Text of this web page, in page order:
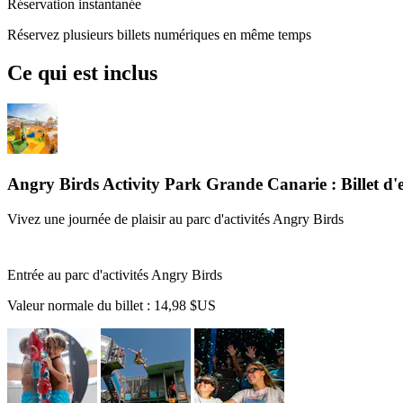
Réservation instantanée
Réservez plusieurs billets numériques en même temps
Ce qui est inclus
Angry Birds Activity Park Grande Canarie : Billet
Vivez une journée de plaisir au parc d'activités Angry Birds
Entrée au parc d'activités Angry Birds
Valeur normale du billet : 14,98 $US